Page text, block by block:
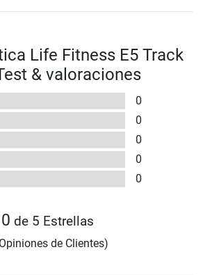
Life Fitness E5 Track
& valoraciones
0
0
0
0
0
0 de 5 Estrellas
de Clientes)